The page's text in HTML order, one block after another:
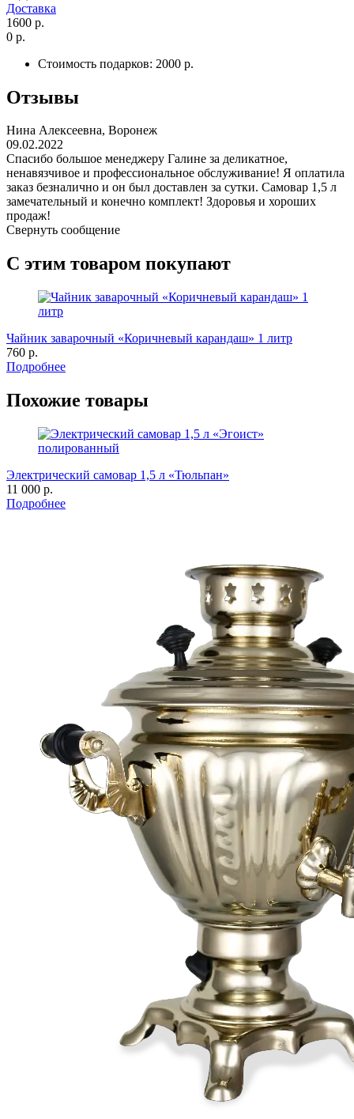
Доставка
1600 р.
0 р.
Стоимость подарков: 2000 р.
Отзывы
Нина Алексеевна, Воронеж
09.02.2022
Спасибо большое менеджеру Галине за деликатное,
ненавязчивое и профессиональное обслуживание! Я оплатила
заказ безналично и он был доставлен за сутки. Самовар 1,5 л
замечательный и конечно комплект! Здоровья и хороших
продаж!
Свернуть сообщение
С этим товаром покупают
Чайник заварочный «Коричневый карандаш» 1 литр
760 р.
Подробнее
Похожие товары
Электрический самовар 1,5 л «Тюльпан»
11 000 р.
Подробнее